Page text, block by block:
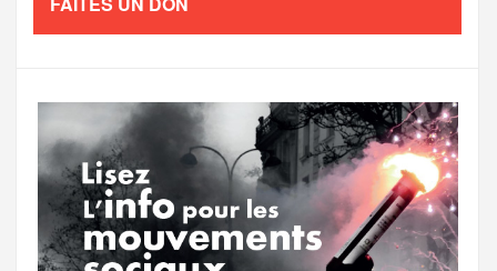
o
o
e
r
g
e
m
e
r